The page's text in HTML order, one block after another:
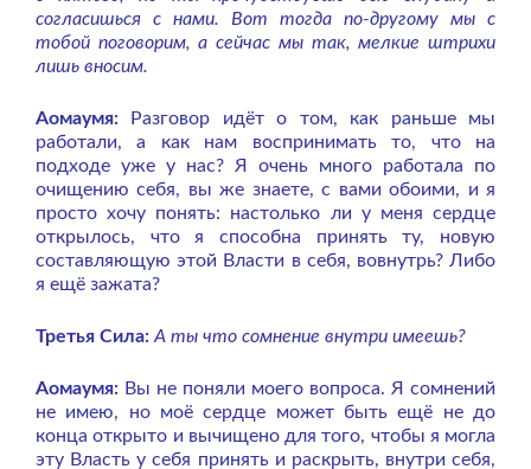
согласишься с нами. Вот тогда по-другому мы с
тобой поговорим, а сейчас мы так, мелкие штрихи
лишь вносим.
Аомаумя: Разговор идёт о том, как раньше мы
работали, а как нам воспринимать то, что на
подходе уже у нас? Я очень много работала по
очищению себя, вы же знаете, с вами обоими, и я
просто хочу понять: настолько ли у меня сердце
открылось, что я способна принять ту, новую
составляющую этой Власти в себя, вовнутрь? Либо
я ещё зажата?
Третья Сила: А ты что сомнение внутри имеешь?
Аомаумя: Вы не поняли моего вопроса. Я сомнений
не имею, но моё сердце может быть ещё не до
конца открыто и вычищено для того, чтобы я могла
эту Власть у себя принять и раскрыть, внутри себя,